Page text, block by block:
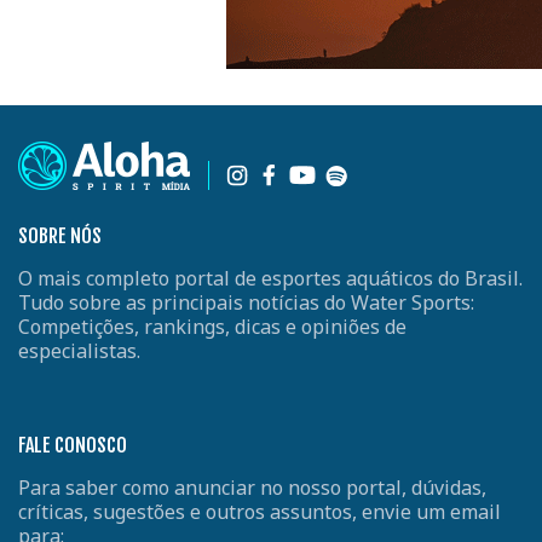
SOBRE NÓS
O mais completo portal de esportes aquáticos do Brasil.
Tudo sobre as principais notícias do Water Sports:
Competições, rankings, dicas e opiniões de
especialistas.
FALE CONOSCO
Para saber como anunciar no nosso portal, dúvidas,
críticas, sugestões e outros assuntos, envie um email
para: